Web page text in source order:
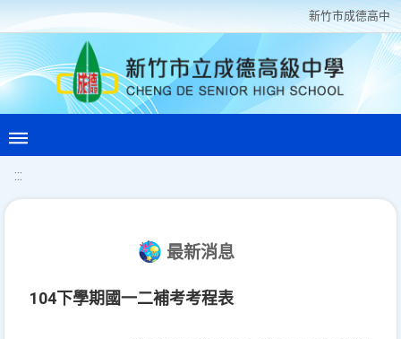
新竹巿成德高中
:::
最新消息
104下學期國一二補考考程表